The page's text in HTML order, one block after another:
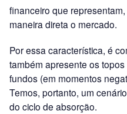
financeiro que
maneira direta o mercado.
Por essa característica, é
também apresente os
fundos (em momentos
Temos, portanto, um
do ciclo de absorção.